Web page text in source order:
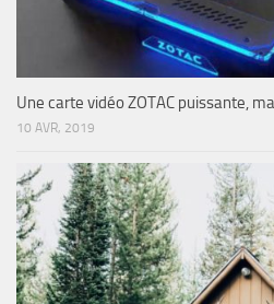
Une carte vidéo ZOTAC puissante,
10 AVR, 2019